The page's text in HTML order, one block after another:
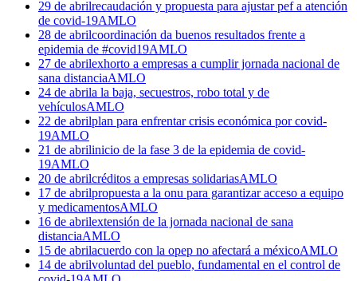
29 de abrilrecaudación y propuesta para ajustar pef a atención
de covid-19AMLO
28 de abrilcoordinación da buenos resultados frente a
epidemia de #covid19AMLO
27 de abrilexhorto a empresas a cumplir jornada nacional de
sana distanciaAMLO
24 de abrila la baja, secuestros, robo total y de
vehículosAMLO
22 de abrilplan para enfrentar crisis económica por covid-
19AMLO
21 de abrilinicio de la fase 3 de la epidemia de covid-
19AMLO
20 de abrilcréditos a empresas solidariasAMLO
17 de abrilpropuesta a la onu para garantizar acceso a equipo
y medicamentosAMLO
16 de abrilextensión de la jornada nacional de sana
distanciaAMLO
15 de abrilacuerdo con la opep no afectará a méxicoAMLO
14 de abrilvoluntad del pueblo, fundamental en el control de